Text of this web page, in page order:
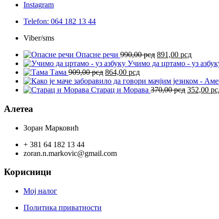
Instagram
Telefon: 064 182 13 44
Viber/sms
Опасне речи 990,00рсд Оригинална
цена
била:
990,00 рсд.
891,00 рсдТренутна
цена
891,00
Учимо да цртамо - уз
Тама 909,00рсд Оригинална
цена
је
864,00 рсдТренутна
цена
је:
Старац и Морава 370,00рсд 352,00
Алетеа
Зоран Марковић
+ 381 64 182 13 44
zoran.n.markovic@gmail.com
Корисници
Мој налог
Политика приватности